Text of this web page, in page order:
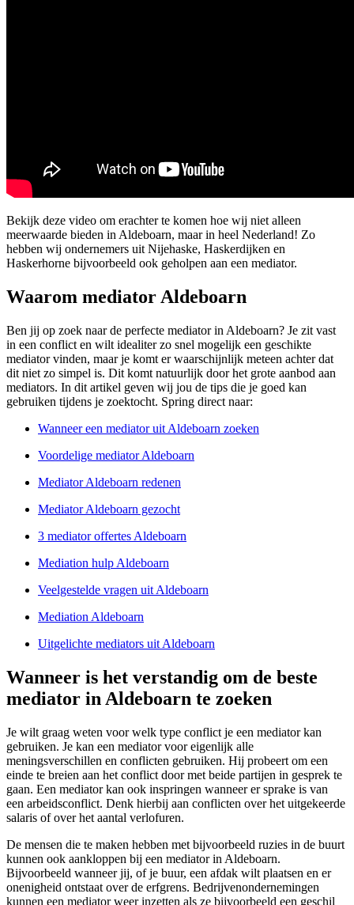
Bekijk deze video om erachter te komen hoe wij niet alleen
meerwaarde bieden in Aldeboarn, maar in heel Nederland! Zo
hebben wij ondernemers uit Nijehaske, Haskerdijken en
Haskerhorne bijvoorbeeld ook geholpen aan een mediator.
Waarom mediator Aldeboarn
Ben jij op zoek naar de perfecte mediator in Aldeboarn? Je zit vast
in een conflict en wilt idealiter zo snel mogelijk een geschikte
mediator vinden, maar je komt er waarschijnlijk meteen achter dat
dit niet zo simpel is. Dit komt natuurlijk door het grote aanbod aan
mediators. In dit artikel geven wij jou de tips die je goed kan
gebruiken tijdens je zoektocht. Spring direct naar:
Wanneer een mediator uit Aldeboarn zoeken
Voordelige mediator Aldeboarn
Mediator Aldeboarn redenen
Mediator Aldeboarn gezocht
3 mediator offertes Aldeboarn
Mediation hulp Aldeboarn
Veelgestelde vragen uit Aldeboarn
Mediation Aldeboarn
Uitgelichte mediators uit Aldeboarn
Wanneer is het verstandig om de beste
mediator in Aldeboarn te zoeken
Je wilt graag weten voor welk type conflict je een mediator kan
gebruiken. Je kan een mediator voor eigenlijk alle
meningsverschillen en conflicten gebruiken. Hij probeert om een
einde te breien aan het conflict door met beide partijen in gesprek te
gaan. Een mediator kan ook inspringen wanneer er sprake is van
een arbeidsconflict. Denk hierbij aan conflicten over het uitgekeerde
salaris of over het aantal verlofuren.
De mensen die te maken hebben met bijvoorbeeld ruzies in de buurt
kunnen ook aankloppen bij een mediator in Aldeboarn.
Bijvoorbeeld wanneer jij, of je buur, een afdak wilt plaatsen en er
onenigheid ontstaat over de erfgrens. Bedrijvenondernemingen
kunnen een mediator weer inzetten als ze bijvoorbeeld een geschil